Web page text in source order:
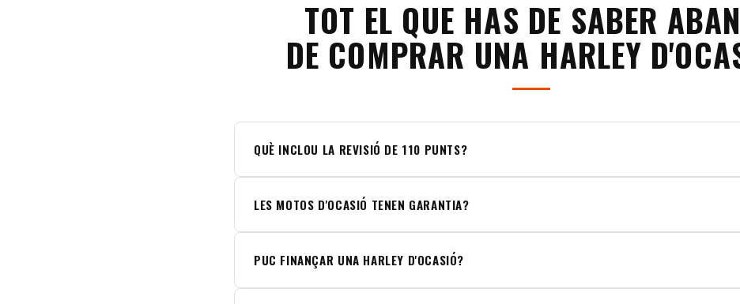
TOT EL QUE HAS DE SABER
DE COMPRAR UNA HARLEY
QUÈ INCLOU LA REVISIÓ DE 110 PUNTS?
LES MOTOS D'OCASIÓ TENEN GARANTIA?
PUC FINANÇAR UNA HARLEY D'OCASIÓ?